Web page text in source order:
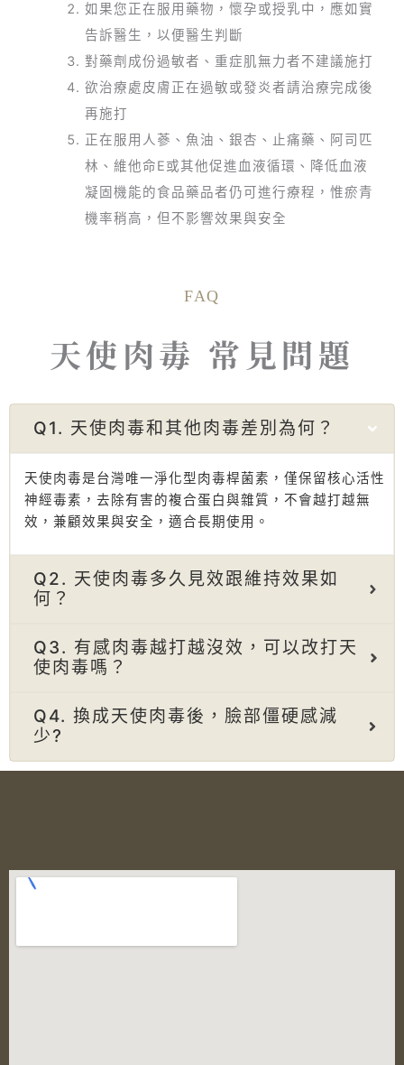
如果您正在服用藥物，懷孕或授乳中，應如實
告訴醫生，以便醫生判斷
對藥劑成份過敏者、重症肌無力者不建議施打
欲治療處皮膚正在過敏或發炎者請治療完成後
再施打
正在服用人蔘、魚油、銀杏、止痛藥、阿司匹
林、維他命E或其他促進血液循環、降低血液
凝固機能的食品藥品者仍可進行療程，惟瘀青
機率稍高，但不影響效果與安全
FAQ
天使肉毒 常見問題
Q1. 天使肉毒和其他肉毒差別為何？
天使肉毒是台灣唯一淨化型肉毒桿菌素，僅保留核心活性
神經毒素，去除有害的複合蛋白與雜質，不會越打越無
效，兼顧效果與安全，適合長期使用。
Q2. 天使肉毒多久見效跟維持效果如
何？
Q3. 有感肉毒越打越沒效，可以改打天
使肉毒嗎？
Q4. 換成天使肉毒後，臉部僵硬感減
少?